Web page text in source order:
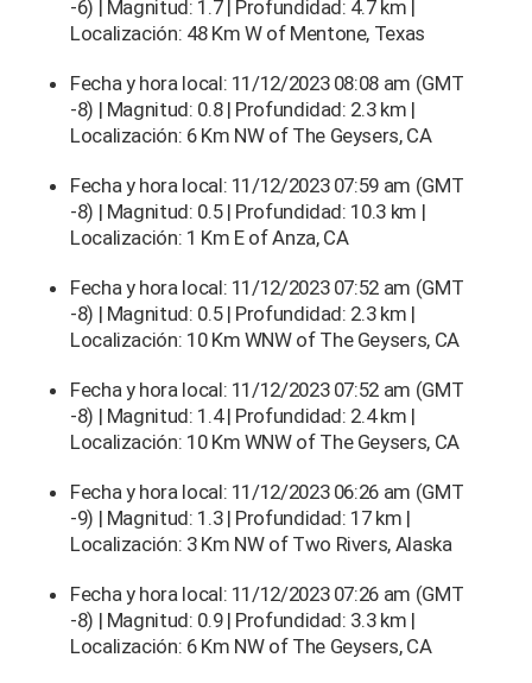
-6) | Magnitud: 1.7 | Profundidad: 4.7 km |
Localización: 48 Km W of Mentone, Texas
Fecha y hora local: 11/12/2023 08:08 am (GMT
-8) | Magnitud: 0.8 | Profundidad: 2.3 km |
Localización: 6 Km NW of The Geysers, CA
Fecha y hora local: 11/12/2023 07:59 am (GMT
-8) | Magnitud: 0.5 | Profundidad: 10.3 km |
Localización: 1 Km E of Anza, CA
Fecha y hora local: 11/12/2023 07:52 am (GMT
-8) | Magnitud: 0.5 | Profundidad: 2.3 km |
Localización: 10 Km WNW of The Geysers, CA
Fecha y hora local: 11/12/2023 07:52 am (GMT
-8) | Magnitud: 1.4 | Profundidad: 2.4 km |
Localización: 10 Km WNW of The Geysers, CA
Fecha y hora local: 11/12/2023 06:26 am (GMT
-9) | Magnitud: 1.3 | Profundidad: 17 km |
Localización: 3 Km NW of Two Rivers, Alaska
Fecha y hora local: 11/12/2023 07:26 am (GMT
-8) | Magnitud: 0.9 | Profundidad: 3.3 km |
Localización: 6 Km NW of The Geysers, CA